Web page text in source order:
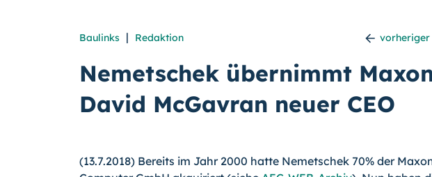
Baulinks | Redaktion
Nemetschek übernimmt
David McGavran neuer CEO
(13.7.2018) Bereits im Jahr 2000 hatte Nemetschek 70% der